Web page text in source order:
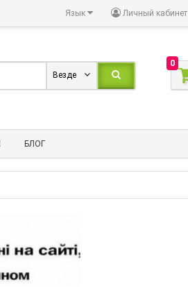
Личный кабинет
Язык
0
Везде
БЛОГ